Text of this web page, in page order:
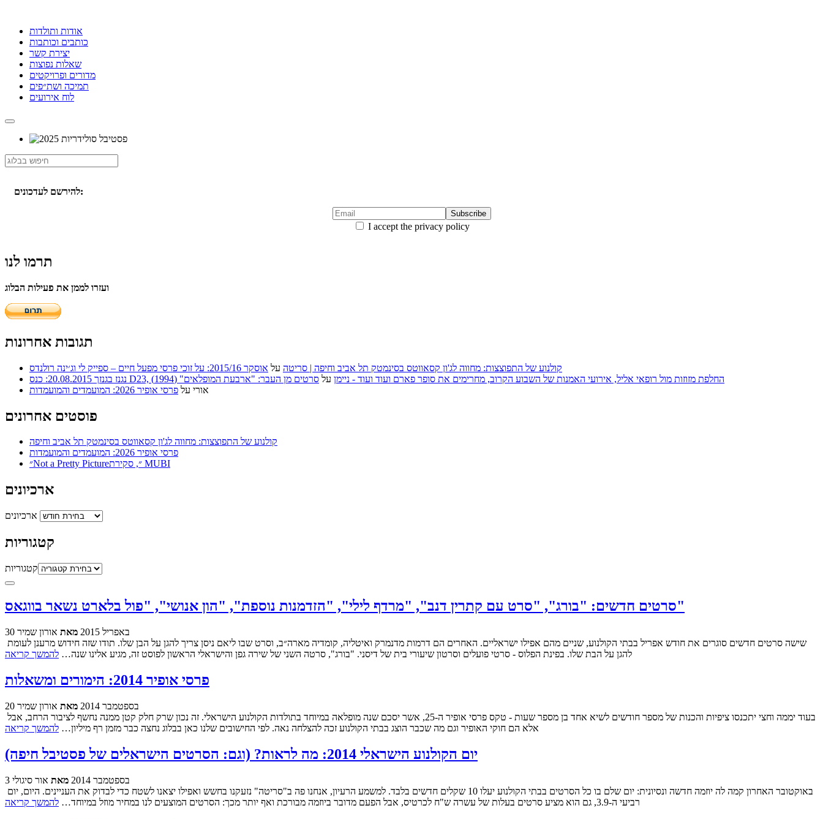
אודות ותולדות
כותבים וכותבות
יצירת קשר
שאלות נפוצות
מדורים ופרויקטים
תמיכה ושת״פים
לוח אירועים
להירשם לעדכונים:
I accept the privacy policy
תרמו לנו
ועזרו לממן את פעילות הבלוג
תגובות אחרונות
קולנוע של התפוצצות: מחווה לג'ון קסאווטס בסינמטק תל אביב וחיפה | סריטה על אוסקר 2015/16: על זוכי פרסי מפעל חיים – ספייק לי וג׳ינה רולנדס
נגנז בגנזך 20.08.2015: כנס D23, החלפת מזוזות מול רופאי אליל, אירועי האמנות של השבוע הקרוב, מחרימים את סופר פארם ועוד ועוד - ניימן על סרטים מן העבר: "ארבעת המופלאים" (1994)
אורי על פרסי אופיר 2026: המועמדים והמועמדות
פוסטים אחרונים
קולנוע של התפוצצות: מחווה לג'ון קסאווטס בסינמטק תל אביב וחיפה
פרסי אופיר 2026: המועמדים והמועמדות
״Not a Pretty Picture״, סקירת MUBI
ארכיונים
ארכיונים
קטגוריות
קטגוריות
סרטים חדשים: "בורג", "סרט עם קתרין דנב", "מרדף לילי", "הזדמנות נוספת", "הון אנושי", "פול בלארט נשאר בווגאס"
30 באפריל 2015 מאת אורון שמיר
להגן על הבת שלו. בפינת הפלוס - סרטי פועלים וסרטון שיעורי בית של דיסני. "בורג", סרטה השני של שירה גפן והישראלי הראשון לפוסט זה, מגיע אלינו שנה… להמשך קריאה
פרסי אופיר 2014: הימורים ומשאלות
20 בספטמבר 2014 מאת אורון שמיר
אלא הם חוקי האופיר וגם מה שכבר הוצג בבתי הקולנוע זכה להצלחה נאה. לפי החישובים שלנו כאן בבלוג נחצה כבר מזמן רף מיליון… להמשך קריאה
יום הקולנוע הישראלי 2014: מה לראות? (וגם: הסרטים הישראלים של פסטיבל חיפה)
3 בספטמבר 2014 מאת אור סיגולי
רביעי ה-3.9, גם הוא מציע סרטים בעלות של עשרה ש"ח לכרטיס, אבל הפעם מדובר ביוזמה מבורכת ואף יותר מכך: הסרטים המוצעים לנו במחיר מוזל במיוחד…
להמשך קריאה